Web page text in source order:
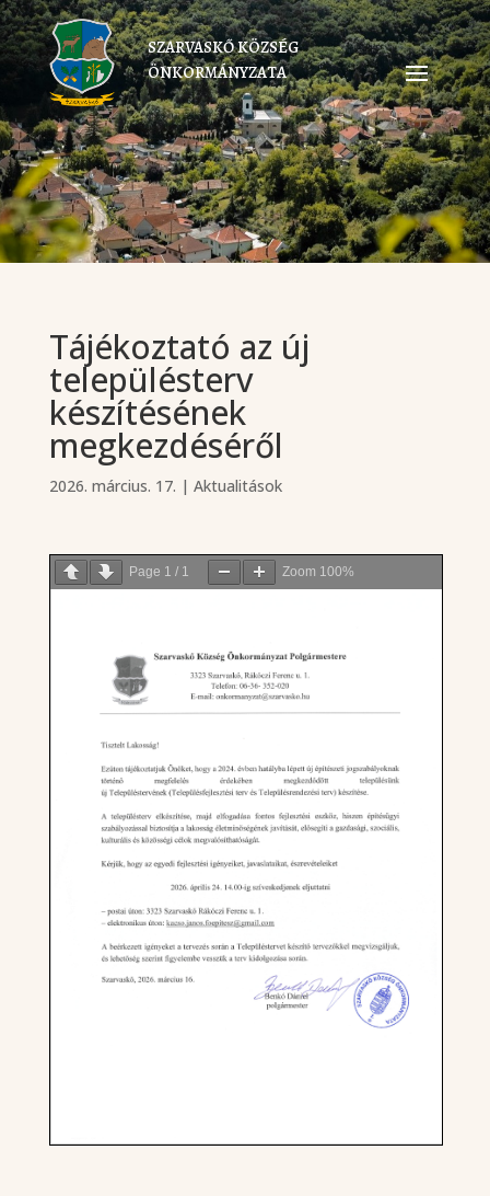
SZARVASKŐ KÖZSÉG
ÖNKORMÁNYZATA
Tájékoztató az új
településterv
készítésének
megkezdéséről
2026. március. 17. | Aktualitások
Page 1 / 1 Zoom 100%